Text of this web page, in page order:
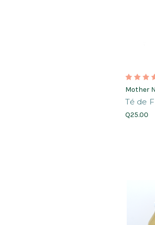
Mother
Té de
Q25.00